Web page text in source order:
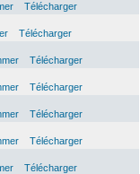
Télécharger
Télécharger
Télécharger
Télécharger
Télécharger
Télécharger
Télécharger